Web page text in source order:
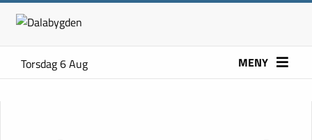
Torsdag 6 Aug MENY